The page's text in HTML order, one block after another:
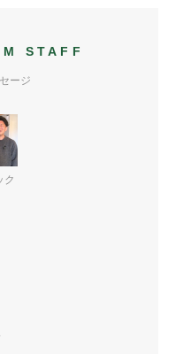
STAFF
ージ
ク